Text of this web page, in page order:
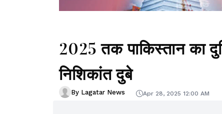
2025 तक पाकिस्तान का
निशिकांत दुबे
By Lagatar News Apr 28, 2025 12:00 AM